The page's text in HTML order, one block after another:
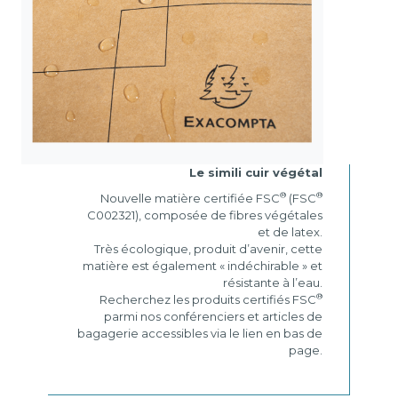
Le simili cuir végétal
Nouvelle matière certifiée FSC® (FSC®
C002321), composée de fibres végétales
et de latex.
Très écologique, produit d’avenir, cette
matière est également « indéchirable » et
résistante à l’eau.
Recherchez les produits certifiés FSC®
parmi nos conférenciers et articles de
bagagerie accessibles via le lien en bas de
page.